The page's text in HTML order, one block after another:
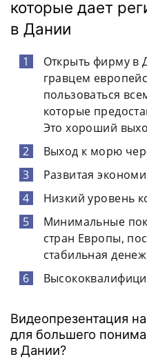
которые дает
в Дании
Открыть фирму в
гравцем
пользоваться
которые
Это хороший
Выход к морю
Развитая
Низкий уровень
Минимальные
стран Европы,
стабильная
Видеопрезентация
для большего
в Дании?